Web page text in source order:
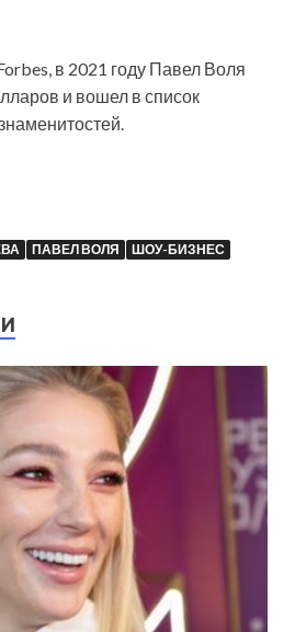
в 2021 году Павел Воля
и вошел в список
ПАВЕЛ ВОЛЯ ШОУ-БИЗНЕС